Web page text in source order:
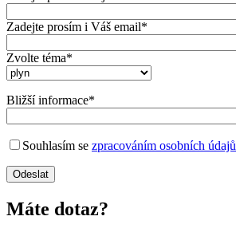
Zadejte prosím i Váš email*
Zvolte téma*
Bližší informace*
Souhlasím se zpracováním osobních údajů
Máte dotaz?